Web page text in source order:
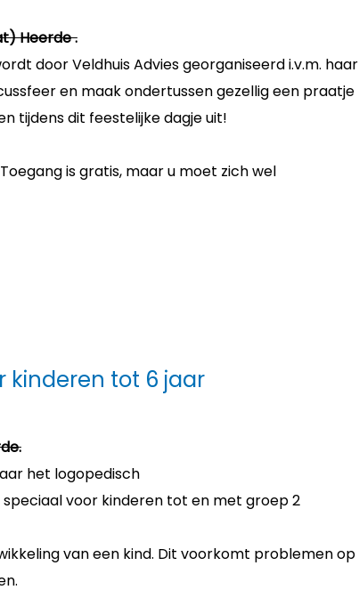
Heerde .
door Veldhuis Advies georganiseerd i.v.m. haar
en maak ondertussen gezellig een praatje
tijdens dit feestelijke dagje uit!
is gratis, maar u moet zich wel
kinderen tot 6 jaar
het logopedisch
speciaal voor kinderen tot en met groep 2
van een kind. Dit voorkomt problemen op